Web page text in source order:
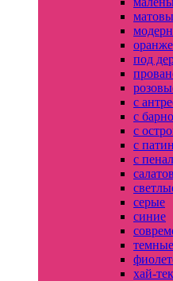
модерн
под
с
с
с
с
с
серые
синие
темные
хай-тек